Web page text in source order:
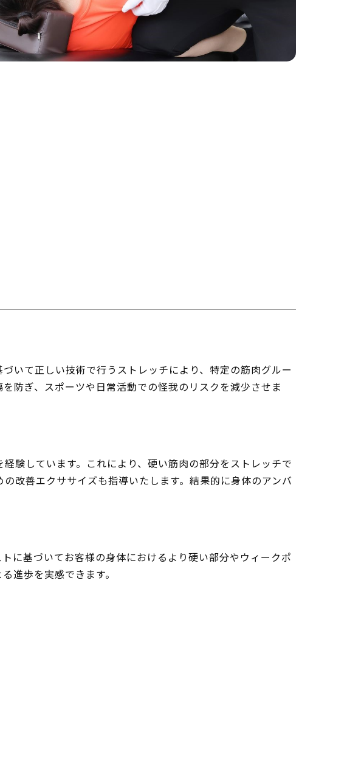
いて正しい技術で行うストレッチにより、特定の筋肉グルー
防ぎ、スポーツや日常活動での怪我のリスクを減少させま
験しています。これにより、硬い筋肉の部分をストレッチで
改善エクササイズも指導いたします。結果的に身体のアンバ
に基づいてお客様の身体におけるより硬い部分やウィークポ
進歩を実感できます。